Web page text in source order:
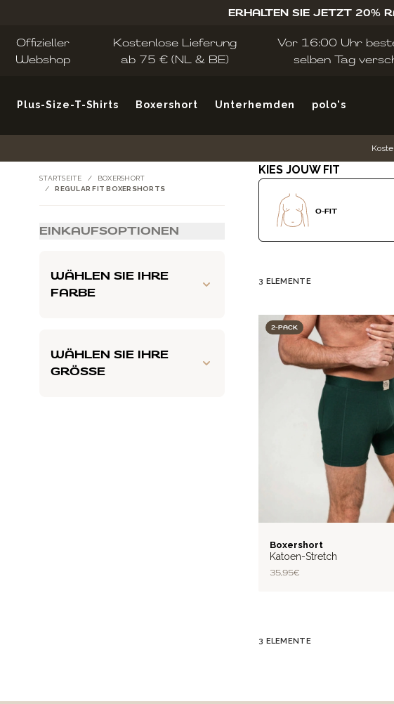
ERHALTEN SIE JETZT 20%
Offizieller
Webshop
Kostenlose Lieferung
ab 75 € (NL & BE)
Vor 16:00 Uhr
selben Tag
Plus-Size-T-Shirts Boxershort Unterhemden polo's
EINKAUFSOPTIONEN
WÄHLEN SIE IHRE
FARBE
WÄHLEN SIE IHRE
GRÖSSE
STARTSEITE /
BOXERSHORT
/
REGULAR FIT BOXERSHORTS
KIES JOUW FIT
O-FIT
3 ELEMENTE
2-PACK
Boxershort
Katoen-Stretch
35,95 €
3 ELEMENTE